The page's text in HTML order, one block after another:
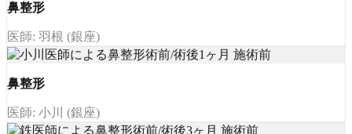
鼻整形
医師: 羽根 (銀座)
鼻整形
医師: 小川 (銀座)